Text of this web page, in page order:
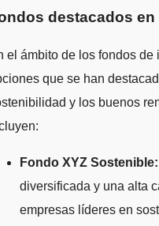
destacados en
el ámbito de los fondos
que se han
y los buenos
Fondo XYZ Sostenible:
diversificada y una alta
empresas líderes en